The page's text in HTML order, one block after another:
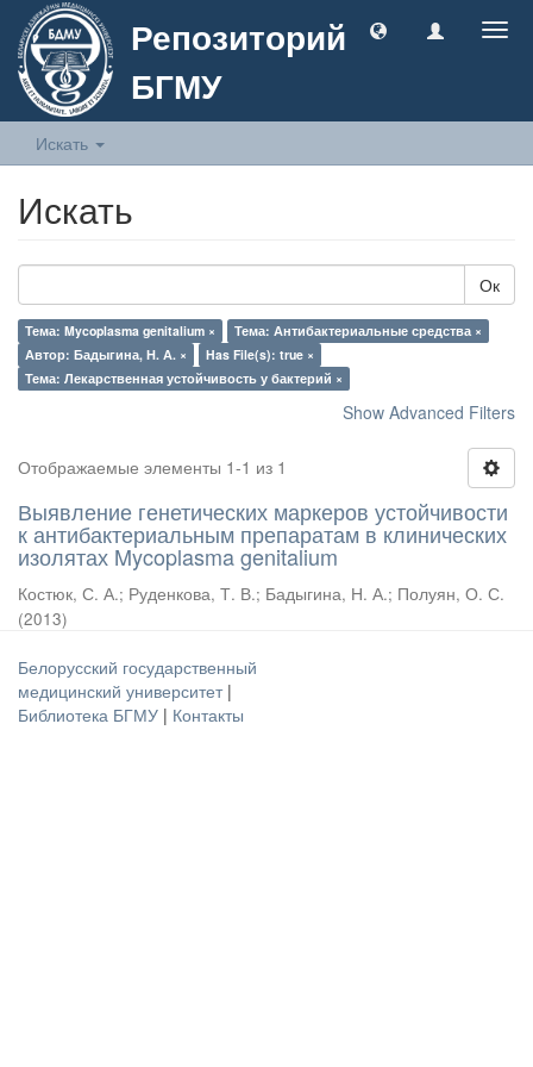
Репозиторий
БГМУ
Искать
Искать
Ок
Тема: Mycoplasma genitalium ×
Тема: Антибактериальные средства ×
Автор: Бадыгина, Н. А. ×
Has File(s): true ×
Тема: Лекарственная устойчивость у бактерий ×
Show Advanced Filters
Отображаемые элементы 1-1 из 1
Выявление генетических маркеров устойчивости
к антибактериальным препаратам в клинических
изолятах Mycoplasma genitalium
Костюк, С. А.; Руденкова, Т. В.; Бадыгина, Н. А.; Полуян, О. С.
(2013)
Белорусский государственный
медицинский университет |
Библиотека БГМУ | Контакты